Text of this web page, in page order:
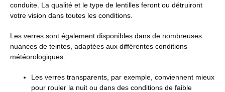
conduite. La qualité et le type de lentilles feront ou détruiront
votre vision dans toutes les conditions.
Les verres sont également disponibles dans de nombreuses
nuances de teintes, adaptées aux différentes conditions
météorologiques.
Les verres transparents, par exemple, conviennent mieux
pour rouler la nuit ou dans des conditions de faible